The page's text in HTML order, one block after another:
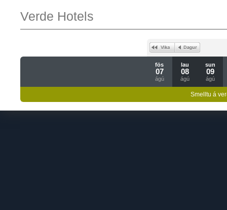
Verde Hotels
fös
07
ágú
lau
08
ágú
sun
09
ágú
Smelltu á